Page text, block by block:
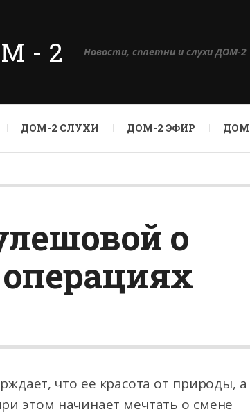
2 Новости, сплетни и слухи ДОМ-2
ДОМ-2 СЛУХИ ДОМ-2 ЭФИР
о
что ее красота от природы,
этом начинает мечтать о смене